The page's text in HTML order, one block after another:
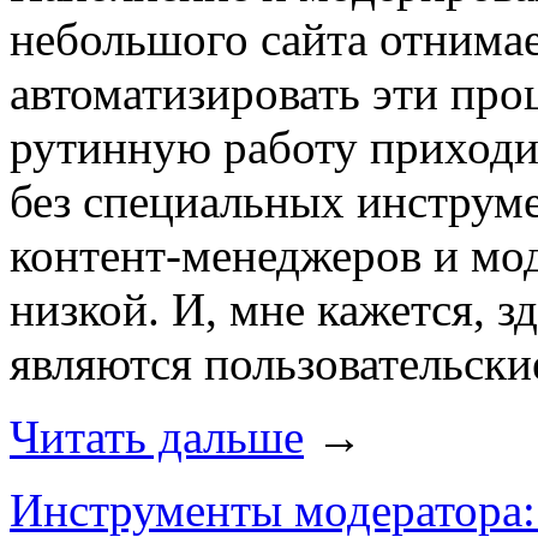
небольшого сайта
автоматизировать эти
рутинную работу
без специальных
контент-менеджеров и
низкой. И, мне кажется,
являются
Читать дальше →
Инструменты